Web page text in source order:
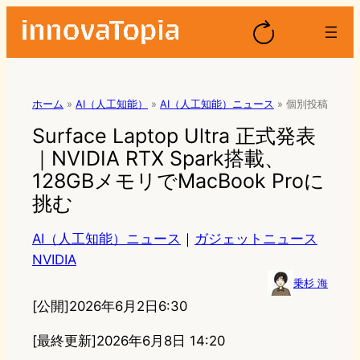
ホーム » AI（人工知能） » AI（人工知能）ニュース » 個別投稿
Surface Laptop Ultra 正式発表
｜NVIDIA RTX Spark搭載、
128GBメモリでMacBook Proに
挑む
AI（人工知能）ニュース ｜ ガジェットニュース
NVIDIA
乗杉 海
[公開]2026年6月2日6:30
[最終更新]2026年6月8日 14:20